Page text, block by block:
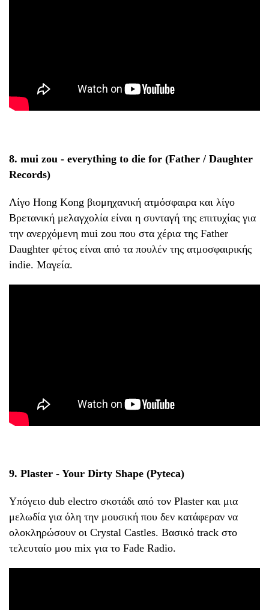
8. mui zou - everything to die for (Father / Daughter
Records)
Λίγο Hong Kong βιομηχανική ατμόσφαιρα και λίγο
Βρετανική μελαγχολία είναι η συνταγή της επιτυχίας για
την ανερχόμενη mui zou που στα χέρια της Father
Daughter φέτος είναι από τα πουλέν της ατμοσφαιρικής
indie. Μαγεία.
9. Plaster - Your Dirty Shape (Pyteca)
Υπόγειο dub electro σκοτάδι από τον Plaster και μια
μελωδία για όλη την μουσική που δεν κατάφεραν να
ολοκληρώσουν οι Crystal Castles. Βασικό track στο
τελευταίο μου mix για το Fade Radio.